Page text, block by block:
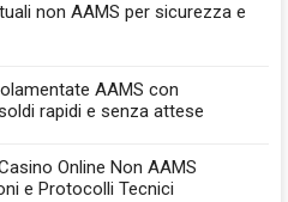
non AAMS per sicurezza e
AAMS con
rapidi e senza attese
Online Non AAMS
e Protocolli Tecnici